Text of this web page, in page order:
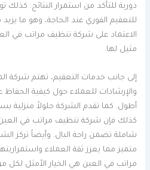
دورية للتأكد من استمرار النتائج.
للتعقيم الفوري عند الحاجة، وهو ما
الاعتماد على شركة تنظيف مراتب في
مثيل لها.
إلى جانب خدمات التعقيم، تهتم شركة
والإرشادات للعملاء حول كيفية الحفاظ
أطول. كما تقدم الشركة حلولاً منزلية
كذلك فإن شركة تنظيف مراتب في
شاملة تضمن راحة البال. وأيضاً تركز
متميز مما يعزز ثقة العملاء
مراتب في العين هي الخيار الأمثل لكل